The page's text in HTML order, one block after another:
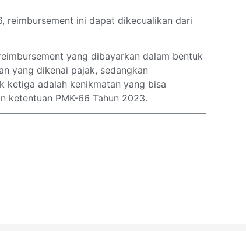
reimbursement ini dapat dikecualikan dari
yang dibayarkan dalam bentuk
yang dikenai pajak, sedangkan
ketiga adalah kenikmatan yang bisa
ketentuan PMK-66 Tahun 2023.